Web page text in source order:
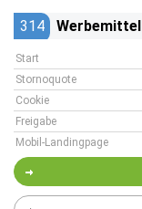
314 Werbemittel
Start
Stornoquote
Cookie
Freigabe
Mobil-Landingpage